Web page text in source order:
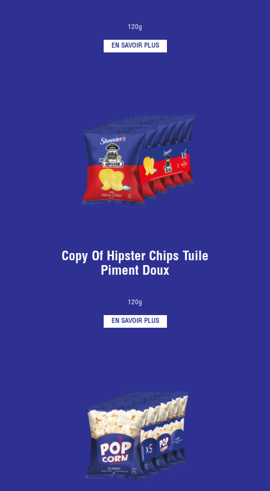
120g
EN SAVOIR PLUS
Copy Of Hipster Chips Tuile
Piment Doux
120g
EN SAVOIR PLUS